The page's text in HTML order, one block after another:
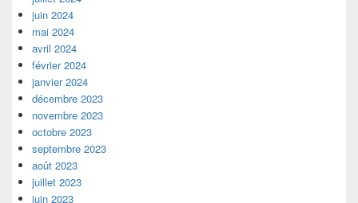
juin 2024
mai 2024
avril 2024
février 2024
janvier 2024
décembre 2023
novembre 2023
octobre 2023
septembre 2023
août 2023
juillet 2023
juin 2023